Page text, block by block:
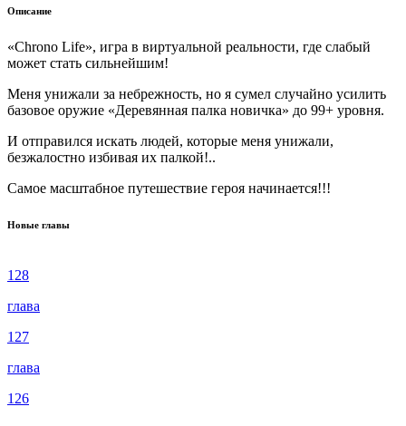
Описание
«Chrono Life», игра в виртуальной реальности, где слабый
может стать сильнейшим!
Меня унижали за небрежность, но я сумел случайно усилить
базовое оружие «Деревянная палка новичка» до 99+ уровня.
И отправился искать людей, которые меня унижали,
безжалостно избивая их палкой!..
Самое масштабное путешествие героя начинается!!!
Новые главы
128
глава
127
глава
126